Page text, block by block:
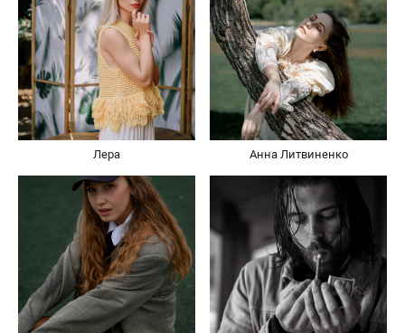
Лера Анна Литвиненко